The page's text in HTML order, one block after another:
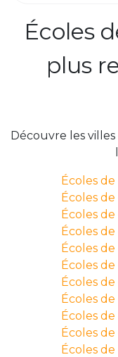
Écoles
plus
Découvre les
Écoles
Écoles
Écoles
Écoles
Écoles
Écoles
Écoles
Écoles
Écoles
Écoles
Écoles